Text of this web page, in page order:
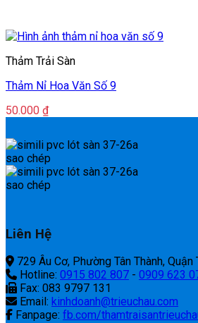
Thảm Trải Sàn
Thảm Nỉ Hoa Văn Số 9
50.000 ₫
Liên Hệ
729 Âu Cơ, Phường Tân Thành, Quận
Hotline: 0915 802 807 - 0909 623
Fax: 083 9797 131
Email: kinhdoanh@trieuchau.com
Fanpage: fb.com/